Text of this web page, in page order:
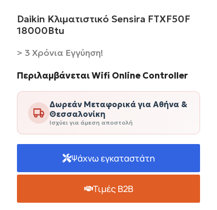
Daikin Κλιματιστικό Sensira FTXF50F
18000Btu
> 3 Χρόνια Εγγύηση!
Περιλαμβάνεται Wifi Online Controller
Δωρεάν Μεταφορικά για Αθήνα &
Θεσσαλονίκη
Ισχύει για άμεση αποστολή
Ψάχνω εγκαταστάτη
Τιμές B2B